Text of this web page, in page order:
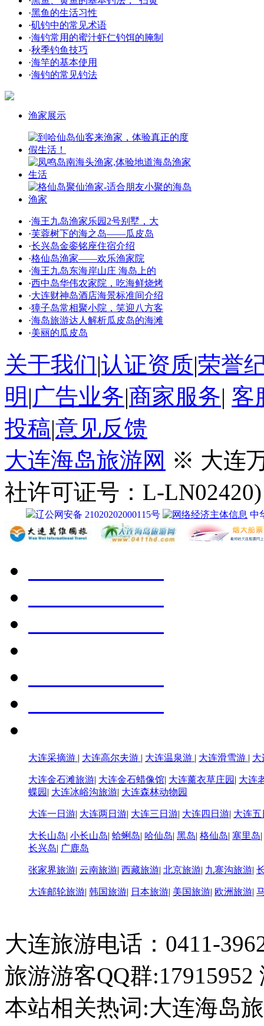
·黑鱼的生活习性
·矶钓中的常见术语
·海钓常用的蜜汁虾仁钓饵的腌制
·秋季钓鱼技巧
·海竿的基本使用
·海钓的常见钓法
渔家展示
·海王九岛渔家乐园2号别墅，大
·芙蓉树下的海之岛——瓜皮岛
·长兴岛金銮铭座住宿介绍
·格仙岛渔家——欢乐渔家院
·海王九岛东海岸山庄 海岛上的
·西中岛华伟农家院，吃海鲜烧烤
·大连财神岛酒店海景标准间介绍
·獐子岛常相聚小院，笑迎八方客
·海岛旅游达人解析瓜皮岛的海滩
·美丽的瓜皮岛
关于我们|认证资质|荣誉
明 |广告业务|商家服务| 客
投稿|意见反馈
大连海岛旅游网 ※ 大连
社许可证号：L-LN02420)
辽公网安备 21020202000115号 中
大连采摘游 | 大连高尔夫游 | 大连温泉游 | 大连滑雪游 |
大连金石滩旅游| 大连金石蜡像馆| 大连薰衣草庄园 | 大连
蝶园 | 大连冰峪沟旅游| 大连森林动物园
大连一日游| 大连两日游| 大连三日游| 大连四日游| 大连五
大长山岛| 小长山岛| 蛤蜊岛| 哈仙岛| 黑岛| 格仙岛| 塞里岛|
长兴岛| 广鹿岛
张家界旅游| 云南旅游| 西藏旅游| 北京旅游| 九寨沟旅游|
大连邮轮旅游| 韩国旅游| 日本旅游| 美国旅游| 欧洲旅游|
大连旅游电话：0411-
旅游游客QQ群
本站相关热词:大连海岛